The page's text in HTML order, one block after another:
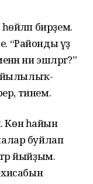
бирҙем.
“Районды үҙ
ни эшләргә?”
йылылыҡ-
тинем.
Көн һайын
буйлап
йыйҙым.
хисабын